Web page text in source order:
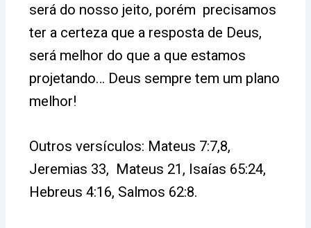
será do nosso jeito, porém precisamos
ter a certeza que a resposta de Deus,
será melhor do que a que estamos
projetando… Deus sempre tem um plano
melhor!
Outros versículos: Mateus 7:7,8,
Jeremias 33, Mateus 21, Isaías 65:24,
Hebreus 4:16, Salmos 62:8.